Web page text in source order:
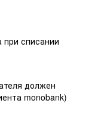
при списании
должен
monobank)